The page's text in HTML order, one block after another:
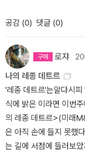
'보여지는 나'와 '바라
숨기고 '보여지는 나'로
필로그에서 성년이 된
존재라는 말 못지않게
로 누구 누구를 배신한
배신의 진앙과 진도를
보면 결국 우리는 스스
신하지 않고 살기란 불
서로에게 별다른 의미
만 이 삶 속에서 누군가
럼, 삶 속에는 타의가
들을 간추려 묶은 에세
라 생소하긴 하지만 역
영 작가도 에세이를 읽
은희경 작가의 에세이
에서도 작가의 생각을
노출되어주니 좋긴 좋
었기에 다른 읽지 못한
또 마음대로 안되니 걱
에 책장 가득 어른들이
요. 그래서였을까요? 그
80,90년대를 지나
움에 대한 시민들의 갈증
회에서 공정사회에 대
도화 할 수 있는 장치들
다. / 김윤하<대한민국
김희수 / 삼인그동안 검
향에 대해서는 생각해
오늘날 우리에게 어떤
h만장일치는 무효다 /
말이라고 하죠. 다양한
9~ , 소설가)- 데뷔 :
『아름다움이 나를 멸시
수.서열을 매기고 역할
했다고 생각하지만 진지
것이다.예전보다 나를
에 관심을 쏟았는데 과
저란 무엇인가. 하찮은
과할 수 없다. 그 삶을
2.15.흙의 날로 넘어가
공감 (0) 댓글 (0)
로쟈
나의 레종 데트르
'레종 데트르'는알다시
식에 밝은 이라면 이번
의 레종 데트르>(미래
은 아직 손에 들지 못했
는 길에 서점에 들러보